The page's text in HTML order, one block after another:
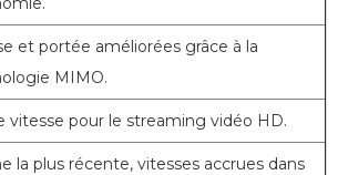
et portée améliorées grâce à la
MIMO.
vitesse pour le streaming vidéo HD.
la plus récente, vitesses accrues dans